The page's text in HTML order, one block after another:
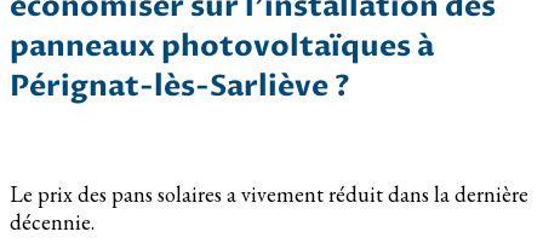
panneaux photovoltaïques à
Pérignat-lès-Sarliève ?
Le prix des pans solaires a vivement réduit dans la dernière
décennie.